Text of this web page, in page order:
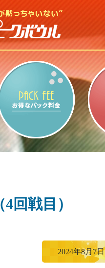
金案内 お得
回戦目）
2024年8月7日